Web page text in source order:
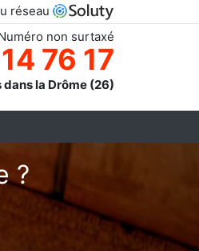
réseau
non surtaxé
76 17
la Drôme (26)
?